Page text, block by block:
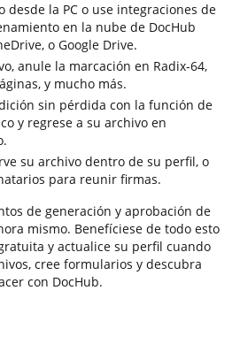
desde la PC o use integraciones de
en la nube de DocHub
o Google Drive.
anule la marcación en Radix-64,
y mucho más.
sin pérdida con la función de
y regrese a su archivo en
su archivo dentro de su perfil, o
para reunir firmas.
de generación y aprobación de
mismo. Benefíciese de todo esto
y actualice su perfil cuando
cree formularios y descubra
con DocHub.